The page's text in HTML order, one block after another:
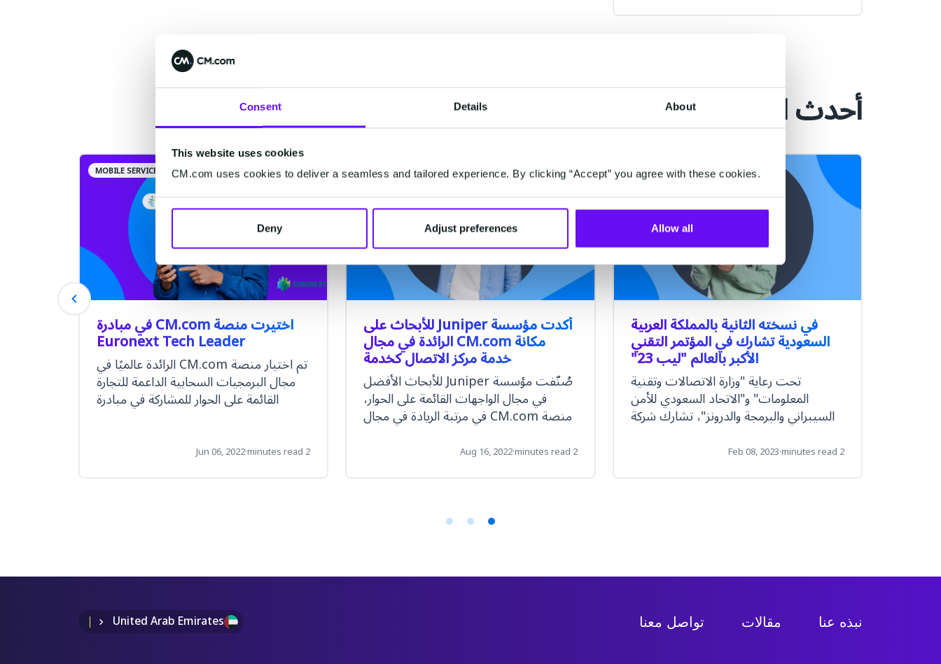
Consent Details About
This website uses cookies
CM.com uses cookies to deliver a seamless and tailored experience. By clicking “Accept” you agree with these cookies.
Deny Adjust preferences Allow all
أحدث المقالات
MOBILE SERVICE CLOUD
في نسخته الثانية بالمملكة العربية
السعودية تشارك في المؤتمر التقني
الأكبر بالعالم "ليب 23"
تحت رعاية "وزارة الاتصالات وتقنية
المعلومات" و"الاتحاد السعودي للأمن
السيبراني والبرمجة والدرونز"، تشارك شركة
المؤتمر العالمي "ليب 23"، 2 minutes read
·
Feb 08, 2023
MOBILE SERVICE CLOUD
أكدت مؤسسة Juniper للأبحاث على
مكانة CM.com الرائدة في مجال
خدمة مركز الاتصال كخدمة
صُنّفت مؤسسة Juniper للأبحاث الأفضل
في مجال الواجهات القائمة على الحوار،
منصة CM.com في مرتبة الريادة في مجال
مركز الاتصال كخدمة CCaaS
2 minutes read
·
Aug 16, 2022
MOBILE SERVICE CLOUD
اختيرت منصة CM.com في مبادرة
Euronext Tech Leader
تم اختيار منصة CM.com الرائدة عالميًا في
مجال البرمجيات السحابية الداعمة للتجارة
القائمة على الحوار للمشاركة في مبادرة
Euronext Tech Leaders
2 minutes read
·
Jun 06, 2022
of
نبذه عنا مقالات تواصل معنا United Arab Emirates